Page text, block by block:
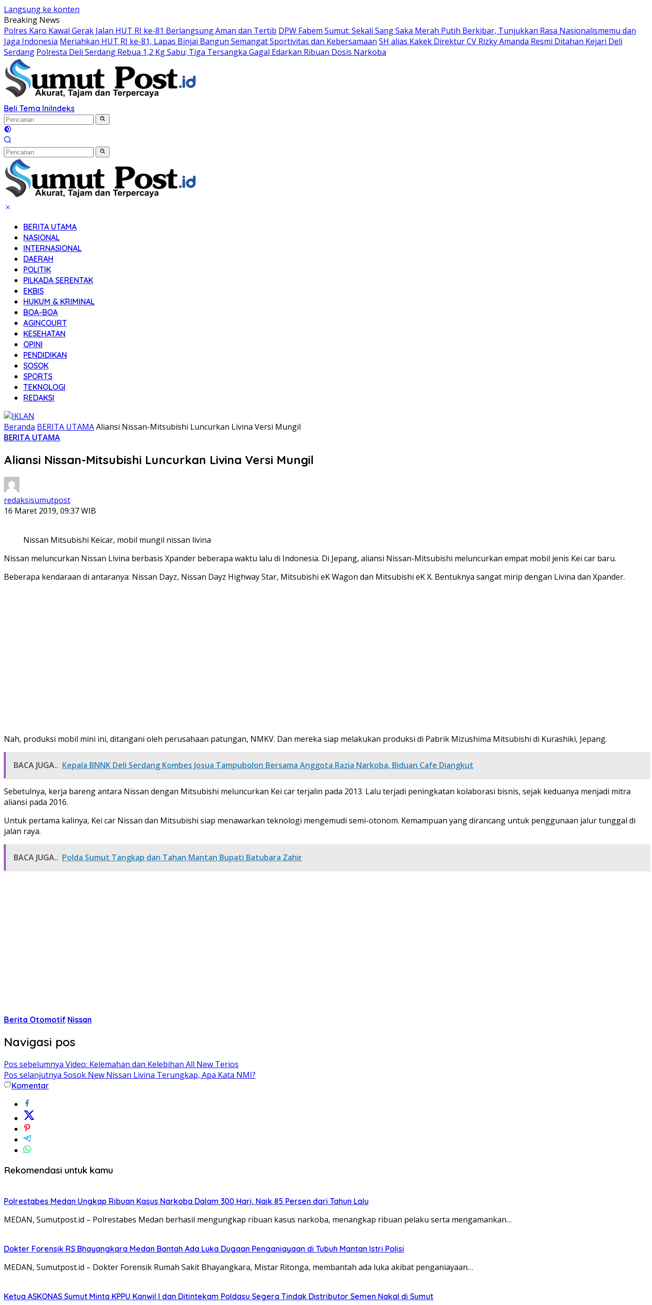
Langsung ke konten
Breaking News
Polres Karo Kawal Gerak Jalan HUT RI ke-81 Berlangsung Aman dan Tertib DPW Fabem Sumut: Sekali Sang Saka Merah Putih Berkibar, Tunjukkan Rasa Nasionalismemu dan
Jaga Indonesia Meriahkan HUT RI ke-81, Lapas Binjai Bangun Semangat Sportivitas dan Kebersamaan SH alias Kakek Direktur CV Rizky Amanda Resmi Ditahan Kejari Deli
Serdang Polresta Deli Serdang Rebua 1,2 Kg Sabu; Tiga Tersangka Gagal Edarkan Ribuan Dosis Narkoba
Beli Tema IniIndeks
BERITA UTAMA
NASIONAL
INTERNASIONAL
DAERAH
POLITIK
PILKADA SERENTAK
EKBIS
HUKUM & KRIMINAL
BOA-BOA
AGINCOURT
KESEHATAN
OPINI
PENDIDIKAN
SOSOK
SPORTS
TEKNOLOGI
REDAKSI
Beranda BERITA UTAMAAliansi Nissan-Mitsubishi Luncurkan Livina Versi Mungil
BERITA UTAMA
Aliansi Nissan-Mitsubishi Luncurkan Livina Versi Mungil
redaksisumutpost
16 Maret 2019, 09:37 WIB
Nissan Mitsubishi Keicar, mobil mungil nissan livina
Nissan meluncurkan Nissan Livina berbasis Xpander beberapa waktu lalu di Indonesia. Di Jepang, aliansi Nissan-Mitsubishi meluncurkan empat mobil jenis Kei car baru.
Beberapa kendaraan di antaranya: Nissan Dayz, Nissan Dayz Highway Star, Mitsubishi eK Wagon dan Mitsubishi eK X. Bentuknya sangat mirip dengan Livina dan Xpander.
Nah, produksi mobil mini ini, ditangani oleh perusahaan patungan, NMKV. Dan mereka siap melakukan produksi di Pabrik Mizushima Mitsubishi di Kurashiki, Jepang.
BACA JUGA.. Kepala BNNK Deli Serdang Kombes Josua Tampubolon Bersama Anggota Razia Narkoba, Biduan Cafe Diangkut
Sebetulnya, kerja bareng antara Nissan dengan Mitsubishi meluncurkan Kei car terjalin pada 2013. Lalu terjadi peningkatan kolaborasi bisnis, sejak keduanya menjadi mitra
aliansi pada 2016.
Untuk pertama kalinya, Kei car Nissan dan Mitsubishi siap menawarkan teknologi mengemudi semi-otonom. Kemampuan yang dirancang untuk penggunaan jalur tunggal di
jalan raya.
BACA JUGA.. Polda Sumut Tangkap dan Tahan Mantan Bupati Batubara Zahir
Berita Otomotif Nissan
Navigasi pos
Pos sebelumnya Video: Kelemahan dan Kelebihan All New Terios
Pos selanjutnya Sosok New Nissan Livina Terungkap, Apa Kata NMI?
Komentar
Rekomendasi untuk kamu
Polrestabes Medan Ungkap Ribuan Kasus Narkoba Dalam 300 Hari, Naik 85 Persen dari Tahun Lalu
MEDAN, Sumutpost.id – Polrestabes Medan berhasil mengungkap ribuan kasus narkoba, menangkap ribuan pelaku serta mengamankan…
Dokter Forensik RS Bhayangkara Medan Bantah Ada Luka Dugaan Penganiayaan di Tubuh Mantan Istri Polisi
MEDAN, Sumutpost.id – Dokter Forensik Rumah Sakit Bhayangkara, Mistar Ritonga, membantah ada luka akibat penganiayaan…
Ketua ASKONAS Sumut Minta KPPU Kanwil I dan Ditintekam Poldasu Segera Tindak Distributor Semen Nakal di Sumut